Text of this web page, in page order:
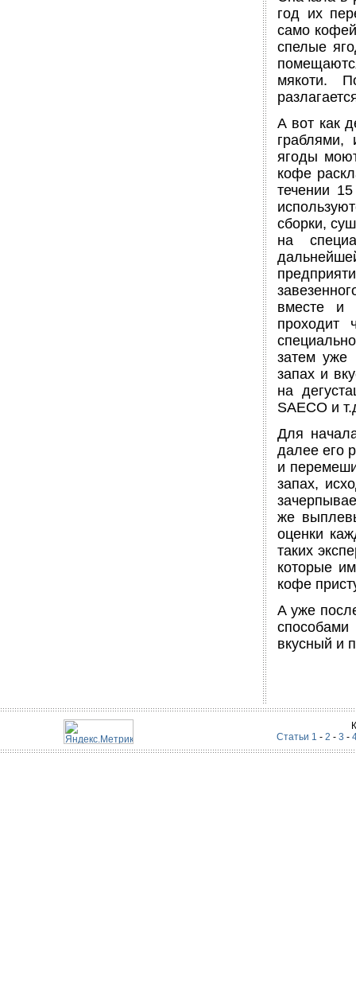
год их
само
спелые
мякоти.
А вот как
граблями,
ягоды
кофе
течении
сборки,
на
вместе и
проходит
затем уже
запах и
на
SAECO и
Для
далее его
и
запах,
же
оценки
таких
которые
кофе
А уже
вкусный и
Статьи 1 - 2 - 3 -